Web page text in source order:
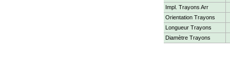
Impl. Trayons Arr
Orientation Trayons
Longueur Trayons
Diamètre Trayons